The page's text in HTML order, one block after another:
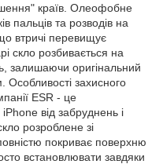
країв. Олеофобне
пальців та розводів на
втричі перевищує
скло розбивається на
залишаючи оригінальний
захисного
ESR - це
від забруднень і
розроблене зі
покриває поверхню
встановлювати завдяки